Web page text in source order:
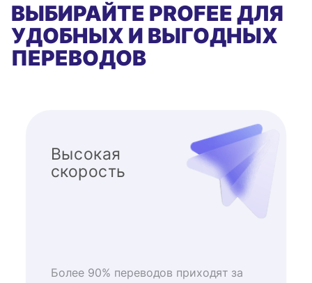
ВЫБИРАЙТЕ PROFEE ДЛЯ
УДОБНЫХ И ВЫГОДНЫХ
ПЕРЕВОДОВ
Высокая
скорость
Более 90% переводов приходят за